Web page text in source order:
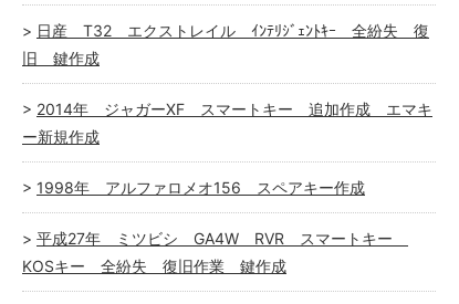
日産 T32 エクストレイル ｲﾝﾃﾘｼﾞｪﾝﾄｷｰ 全紛失 復
旧 鍵作成
2014年 ジャガーXF スマートキー 追加作成 エマキ
ー新規作成
1998年 アルファロメオ156 スペアキー作成
平成27年 ミツビシ GA4W RVR スマートキー
KOSキー 全紛失 復旧作業 鍵作成